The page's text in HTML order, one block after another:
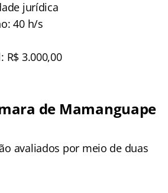
jurídica
40 h/s
R$ 3.000,00
de Mamanguape
avaliados por meio de duas